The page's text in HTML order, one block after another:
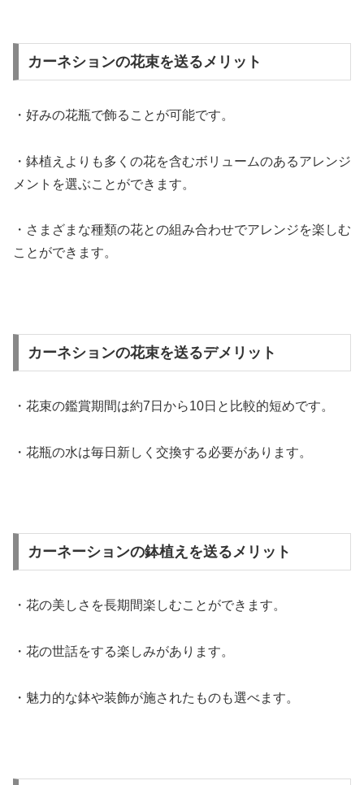
カーネションの花束を送るメリット
・好みの花瓶で飾ることが可能です。
・鉢植えよりも多くの花を含むボリュームのあるアレンジ
メントを選ぶことができます。
・さまざまな種類の花との組み合わせでアレンジを楽しむ
ことができます。
カーネションの花束を送るデメリット
・花束の鑑賞期間は約7日から10日と比較的短めです。
・花瓶の水は毎日新しく交換する必要があります。
カーネーションの鉢植えを送るメリット
・花の美しさを長期間楽しむことができます。
・花の世話をする楽しみがあります。
・魅力的な鉢や装飾が施されたものも選べます。